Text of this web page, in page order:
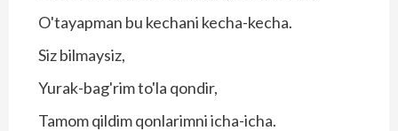
O'tayapman bu kechani kecha-kecha.
Siz bilmaysiz,
Yurak-bag'rim to'la qondir,
Tamom qildim qonlarimni icha-icha.